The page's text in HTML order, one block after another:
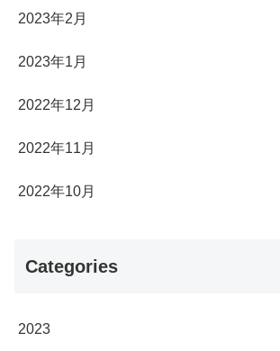
2023年2月
2023年1月
2022年12月
2022年11月
2022年10月
Categories
2023